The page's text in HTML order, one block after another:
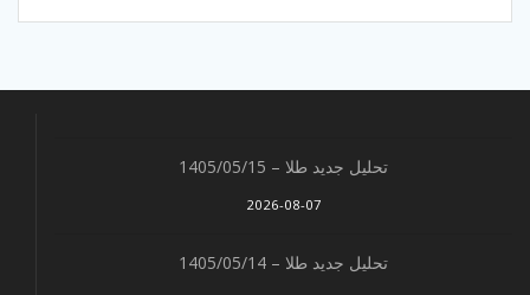
تحلیل جدید طلا – 1405/05/15
2026-08-07
تحلیل جدید طلا – 1405/05/14